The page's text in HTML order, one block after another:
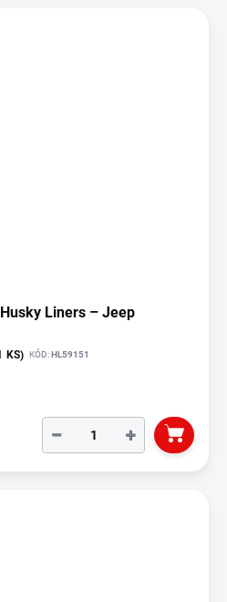
Liners – Jeep
KS) KÓD:HL59151
+
−